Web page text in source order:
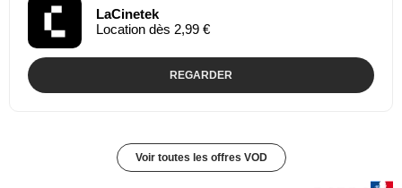
LaCinetek
Location dès 2,99 €
REGARDER
Voir toutes les offres VOD